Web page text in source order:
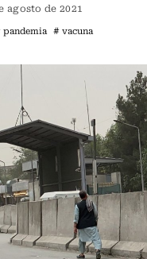
agosto de 2021
pandemia # vacuna